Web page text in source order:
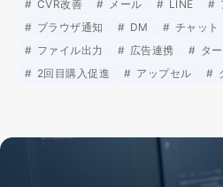
CVR改善
メール LINE
ブラウザ通知
DM チャット
ファイル出力
広告連携 タ
2回目購入促進
アップセル